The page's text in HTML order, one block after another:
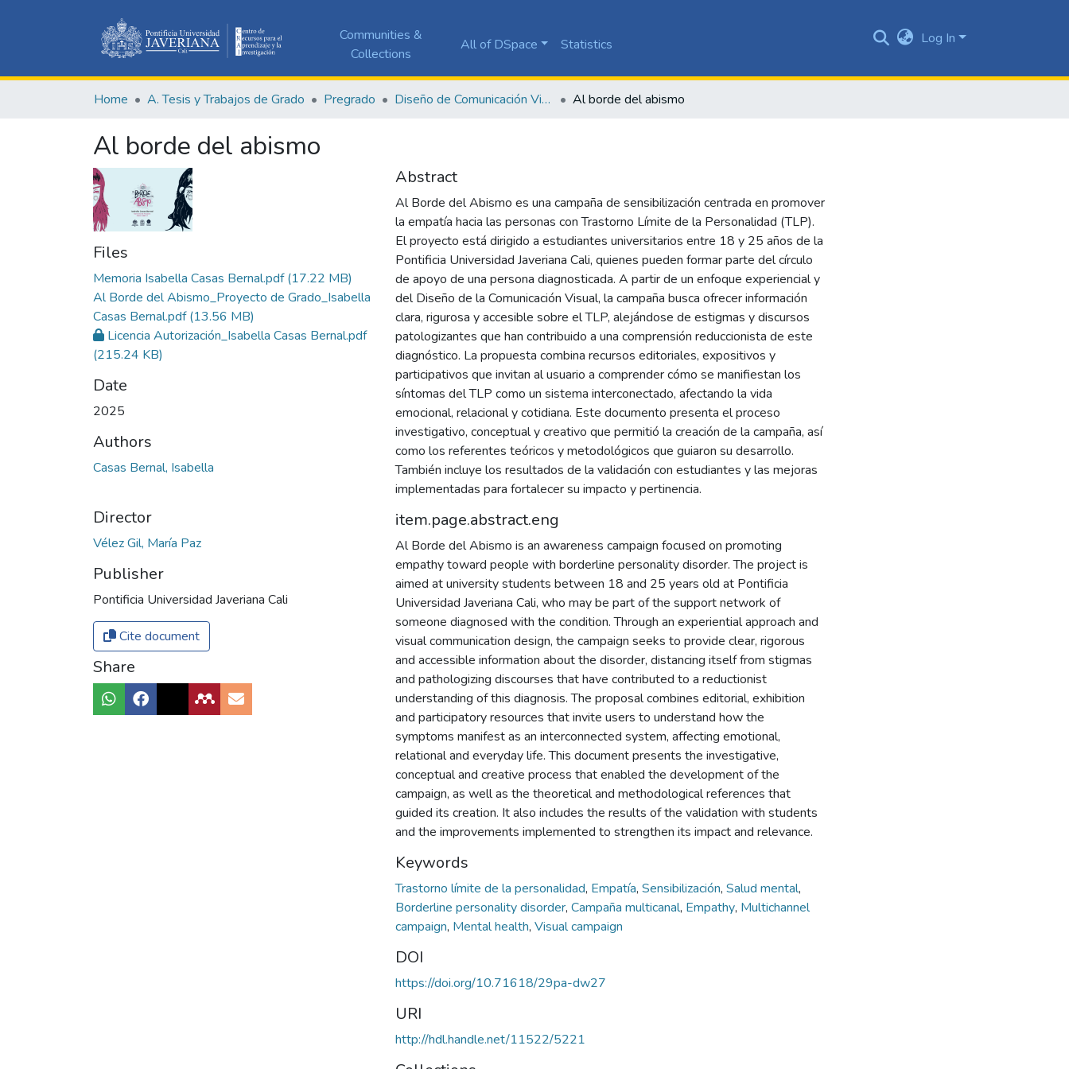
Communities &
Collections
All of DSpace Statistics Log In
Home A. Tesis y Trabajos de Grado Pregrado Diseño de Comunicación Visual Al borde del abismo
Al borde del abismo
Files
Memoria Isabella Casas Bernal.pdf(17.22 MB)
Al Borde del Abismo_Proyecto de Grado_Isabella
Casas Bernal.pdf(13.56 MB)
Licencia Autorización_Isabella Casas Bernal.pdf
(215.24 KB)
Date
2025
Authors
Casas Bernal, Isabella
Director
Vélez Gil, María Paz
Publisher
Pontificia Universidad Javeriana Cali
Cite document
Share
Abstract
Al Borde del Abismo es una campaña de sensibilización centrada en promover
la empatía hacia las personas con Trastorno Límite de la Personalidad (TLP).
El proyecto está dirigido a estudiantes universitarios entre 18 y 25 años de la
Pontificia Universidad Javeriana Cali, quienes pueden formar parte del círculo
de apoyo de una persona diagnosticada. A partir de un enfoque experiencial y
del Diseño de la Comunicación Visual, la campaña busca ofrecer información
clara, rigurosa y accesible sobre el TLP, alejándose de estigmas y discursos
patologizantes que han contribuido a una comprensión reduccionista de este
diagnóstico. La propuesta combina recursos editoriales, expositivos y
participativos que invitan al usuario a comprender cómo se manifiestan los
síntomas del TLP como un sistema interconectado, afectando la vida
emocional, relacional y cotidiana. Este documento presenta el proceso
investigativo, conceptual y creativo que permitió la creación de la campaña, así
como los referentes teóricos y metodológicos que guiaron su desarrollo.
También incluye los resultados de la validación con estudiantes y las mejoras
implementadas para fortalecer su impacto y pertinencia.
item.page.abstract.eng
Al Borde del Abismo is an awareness campaign focused on promoting
empathy toward people with borderline personality disorder. The project is
aimed at university students between 18 and 25 years old at Pontificia
Universidad Javeriana Cali, who may be part of the support network of
someone diagnosed with the condition. Through an experiential approach and
visual communication design, the campaign seeks to provide clear, rigorous
and accessible information about the disorder, distancing itself from stigmas
and pathologizing discourses that have contributed to a reductionist
understanding of this diagnosis. The proposal combines editorial, exhibition
and participatory resources that invite users to understand how the
symptoms manifest as an interconnected system, affecting emotional,
relational and everyday life. This document presents the investigative,
conceptual and creative process that enabled the development of the
campaign, as well as the theoretical and methodological references that
guided its creation. It also includes the results of the validation with students
and the improvements implemented to strengthen its impact and relevance.
Keywords
Trastorno límite de la personalidad, Empatía, Sensibilización, Salud mental,
Borderline personality disorder, Campaña multicanal, Empathy, Multichannel
campaign, Mental health, Visual campaign
DOI
https://doi.org/10.71618/29pa-dw27
URI
http://hdl.handle.net/11522/5221